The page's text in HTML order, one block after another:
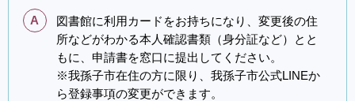
A
図書館に利用カードをお持ちになり、変更後の住
所などがわかる本人確認書類（身分証など）とと
もに、申請書を窓口に提出してください。
※我孫子市在住の方に限り、我孫子市公式LINEか
ら登録事項の変更ができます。